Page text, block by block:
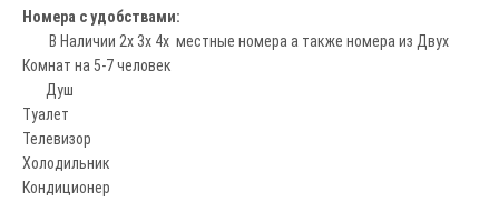
Номера с удобствами:
В Наличии 2х 3х 4х местные номера а также номера из Двух
Комнат на 5-7 человек
Душ
Туалет
Телевизор
Холодильник
Кондиционер